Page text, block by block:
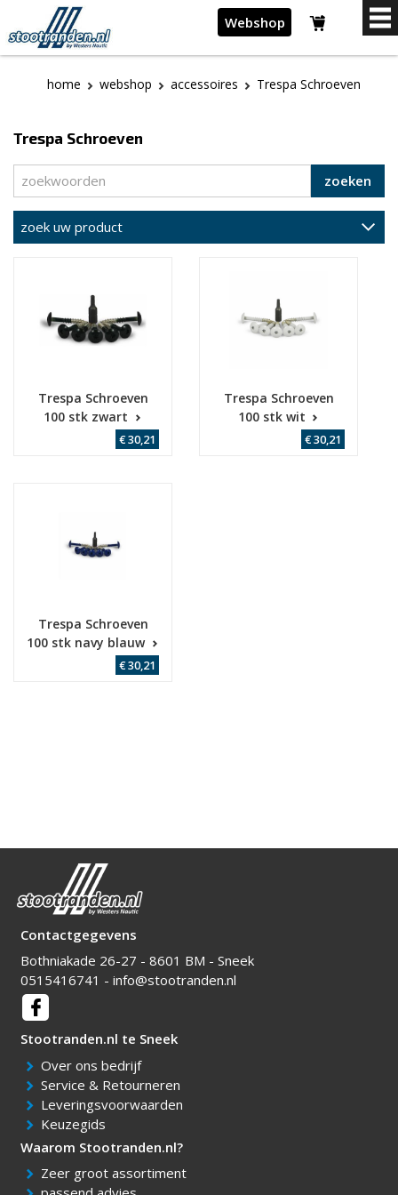
Webshop
home webshop accessoires Trespa Schroeven
Trespa Schroeven
zoek uw product
zoeken
€ 30,21
Trespa Schroeven
100 stk zwart
€ 30,21
Trespa Schroeven
100 stk wit
€ 30,21
Trespa Schroeven
100 stk navy blauw
Contactgegevens
Bothniakade 26-27 - 8601 BM - Sneek
0515416741 - info@stootranden.nl
Over ons bedrijf
Service & Retourneren
Leveringsvoorwaarden
Keuzegids
Zeer groot assortiment